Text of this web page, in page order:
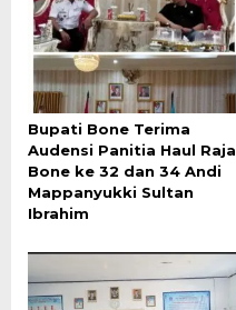
Bupati Bone Terima
Audensi Panitia Haul Raja
Bone ke 32 dan 34 Andi
Mappanyukki Sultan
Ibrahim